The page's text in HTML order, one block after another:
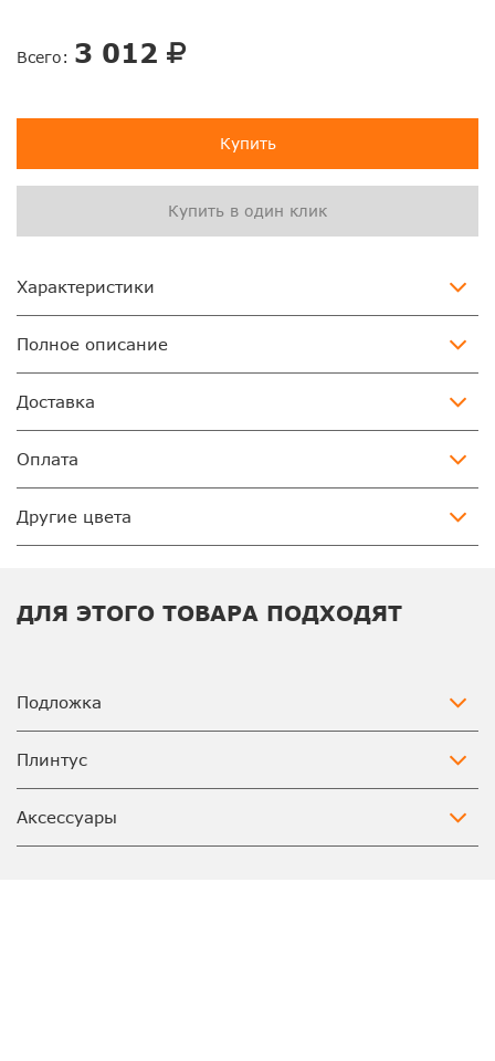
Всего: 3 012
Купить
Купить в один клик
Характеристики
Полное описание
Доставка
Оплата
Другие цвета
ДЛЯ ЭТОГО ТОВАРА ПОДХОДЯТ
Подложка
Плинтус
Аксессуары